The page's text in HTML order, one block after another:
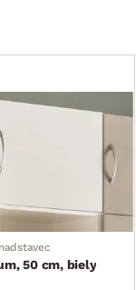
50 cm, biely